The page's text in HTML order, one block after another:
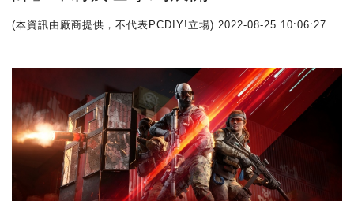
(本資訊由廠商提供，不代表PCDIY!立場) 2022-08-25 10:06:27